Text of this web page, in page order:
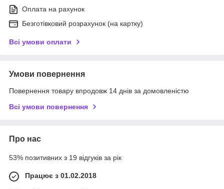
Оплата на рахунок
Безготівковий розрахунок (на картку)
Всі умови оплати
Умови повернення
Повернення товару впродовж 14 днів за домовленістю
Всі умови повернення
Про нас
53% позитивних з 19 відгуків за рік
Працює з 01.02.2018